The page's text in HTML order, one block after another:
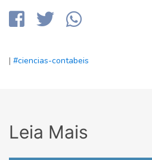
| #ciencias-contabeis
Leia Mais